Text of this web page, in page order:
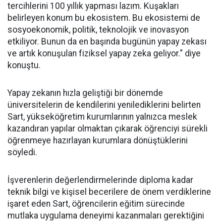
tercihlerini 100 yıllık yapması lazım. Kuşakları
belirleyen konum bu ekosistem. Bu ekosistemi de
sosyoekonomik, politik, teknolojik ve inovasyon
etkiliyor. Bunun da en başında bugünün yapay zekası
ve artık konuşulan fiziksel yapay zeka geliyor." diye
konuştu.
Yapay zekanın hızla geliştiği bir dönemde
üniversitelerin de kendilerini yenilediklerini belirten
Sart, yükseköğretim kurumlarının yalnızca meslek
kazandıran yapılar olmaktan çıkarak öğrenciyi sürekli
öğrenmeye hazırlayan kurumlara dönüştüklerini
söyledi.
İşverenlerin değerlendirmelerinde diploma kadar
teknik bilgi ve kişisel becerilere de önem verdiklerine
işaret eden Sart, öğrencilerin eğitim sürecinde
mutlaka uygulama deneyimi kazanmaları gerektiğini